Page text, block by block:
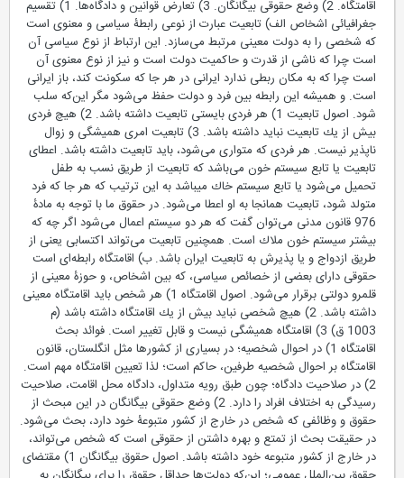
اقامتگاه. 2) وضع حقوقی بیگانگان. 3) تعارض قوانین و دادگاه‌ها. 1) تقسیم
جغرافیائی اشخاص الف) تابعیت عبارت از نوعی رابطۀ سیاسی و معنوی است
كه شخصی را به دولت معینی مرتبط می‌سازد. این ارتباط از نوع سیاسی آن
است چرا كه ناشی از قدرت و حاكمیت دولت است و نیز از نوع معنوی آن
است چرا كه به مكان ربطی ندارد ایرانی در هر جا كه سكونت كند، باز ایرانی
است. و همیشه این رابطه بین فرد و دولت حفظ می‌شود مگر این‌كه سلب
شود. اصول تابعیت 1) هر فردی بایستی تابعیت داشته باشد. 2) هیچ فردی
بیش از یك تابعیت نباید داشته باشد. 3) تابعیت امری همیشگی و زوال
ناپذیر نیست. هر فردی كه متواری می‌شود، باید تابعیت داشته باشد. اعطای
تابعیت یا تابع سیستم خون می‌باشد كه تابعیت از طریق نسب به طفل
تحمیل می‌شود یا تابع سیستم خاك می­باشد به این ترتیب که هر جا كه فرد
متولد شود، تابعیت همان­جا به او اعطا می‌شود. در حقوق ما با توجه به مادۀ
976 قانون مدنی می‌توان گفت كه هر دو سیستم اعمال می‌شود اگر چه كه
بیشتر سیستم خون ملاك است. همچنین تابعیت می‌تواند اكتسابی یعنی از
طریق ازدواج و یا پذیرش به تابعیت ایران باشد. ب) اقامتگاه رابطه‌ای است
حقوقی دارای بعضی از خصائص سیاسی، كه بین اشخاص، و حوزۀ معینی از
قلمرو دولتی برقرار می‌شود. اصول اقامتگاه 1) هر شخص باید اقامتگاه معینی
داشته باشد. 2) هیچ شخصی نباید بیش از یك اقامتگاه داشته باشد (م
1003 ق) 3) اقامتگاه همیشگی نیست و قابل تغییر است. فوائد بحث
اقامتگاه 1) در احوال شخصیه؛ در بسیاری از كشورها مثل انگلستان، قانون
اقامتگاه بر احوال شخصیه طرفین، حاكم است؛ لذا تعیین اقامتگاه مهم است.
2) در صلاحیت دادگاه؛ چون طبق رویه متداول، دادگاه محل اقامت، صلاحیت
رسیدگی به اختلاف افراد را دارد. 2) وضع حقوقی بیگانگان در این مبحث از
حقوق و وظائفی كه شخص در خارج از كشور متبوعۀ خود دارد، بحث می‌شود.
در حقیقت بحث از تمتع و بهره داشتن از حقوقی است كه شخص می‌تواند،
در خارج از كشور متبوعه خود داشته باشد. اصول حقوق بیگانگان 1) مقتضای